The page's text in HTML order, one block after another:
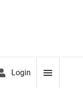
Login